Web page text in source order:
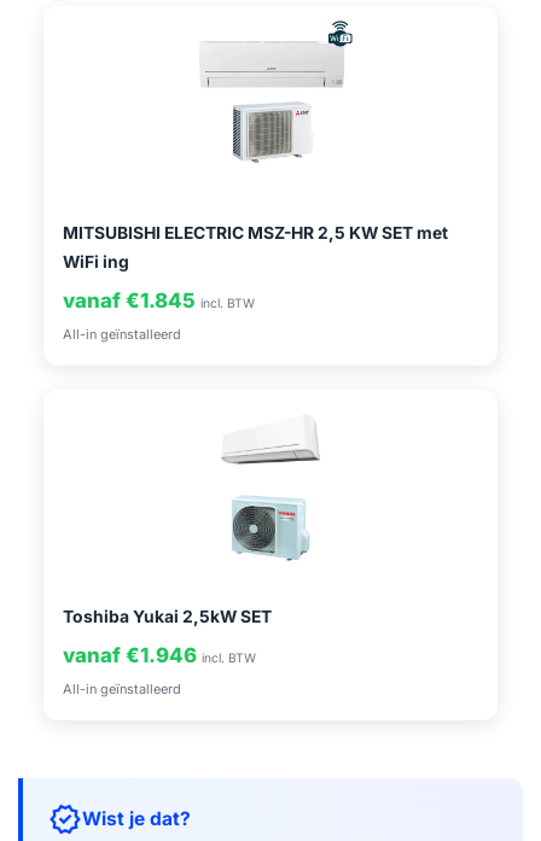
MITSUBISHI ELECTRIC MSZ-HR 2,5 KW SET met
WiFi ing
vanaf €1.845 incl. BTW
All-in geïnstalleerd
Toshiba Yukai 2,5kW SET
vanaf €1.946 incl. BTW
All-in geïnstalleerd
verifiedWist je dat?